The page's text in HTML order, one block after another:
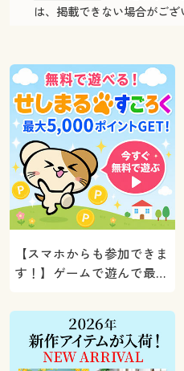
は、掲載できない場合がござ
【スマホからも参加できま
す！】ゲームで遊んで最大
ト！